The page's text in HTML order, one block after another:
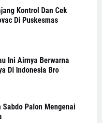
Kontrol Dan Cek
Di Puskesmas
Ini Airnya Berwarna
Di Indonesia Bro
Sabdo Palon Mengenai